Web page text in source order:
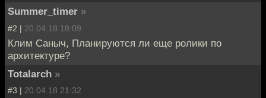
Summer_timer »
#2 | 20.04.18 18:09
Клим Саныч, Планируются ли еще ролики по
архитектуре?
Totalarch »
#3 | 20.04.18 21:32